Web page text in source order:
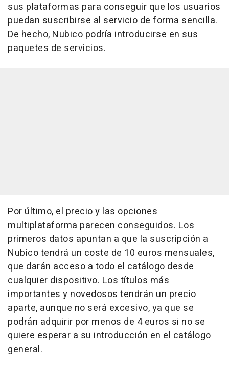
sus plataformas para conseguir que los usuarios
puedan suscribirse al servicio de forma sencilla.
De hecho, Nubico podría introducirse en sus
paquetes de servicios.
Por último, el precio y las opciones
multiplataforma parecen conseguidos. Los
primeros datos apuntan a que la suscripción a
Nubico tendrá un coste de 10 euros mensuales,
que darán acceso a todo el catálogo desde
cualquier dispositivo. Los títulos más
importantes y novedosos tendrán un precio
aparte, aunque no será excesivo, ya que se
podrán adquirir por menos de 4 euros si no se
quiere esperar a su introducción en el catálogo
general.